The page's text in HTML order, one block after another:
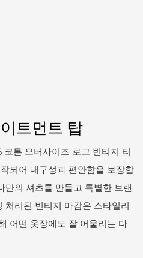
트먼트 탑
튼 오버사이즈 로고 빈티지 티
되어 내구성과 편안함을 보장합
만의 셔츠를 만들고 특별한 브랜
처리된 빈티지 마감은 스타일리
어떤 옷장에도 잘 어울리는 다